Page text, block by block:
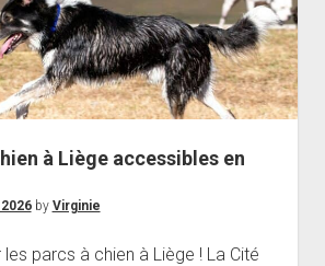
à Liège accessibles en
by Virginie
parcs à chien à Liège ! La Cité